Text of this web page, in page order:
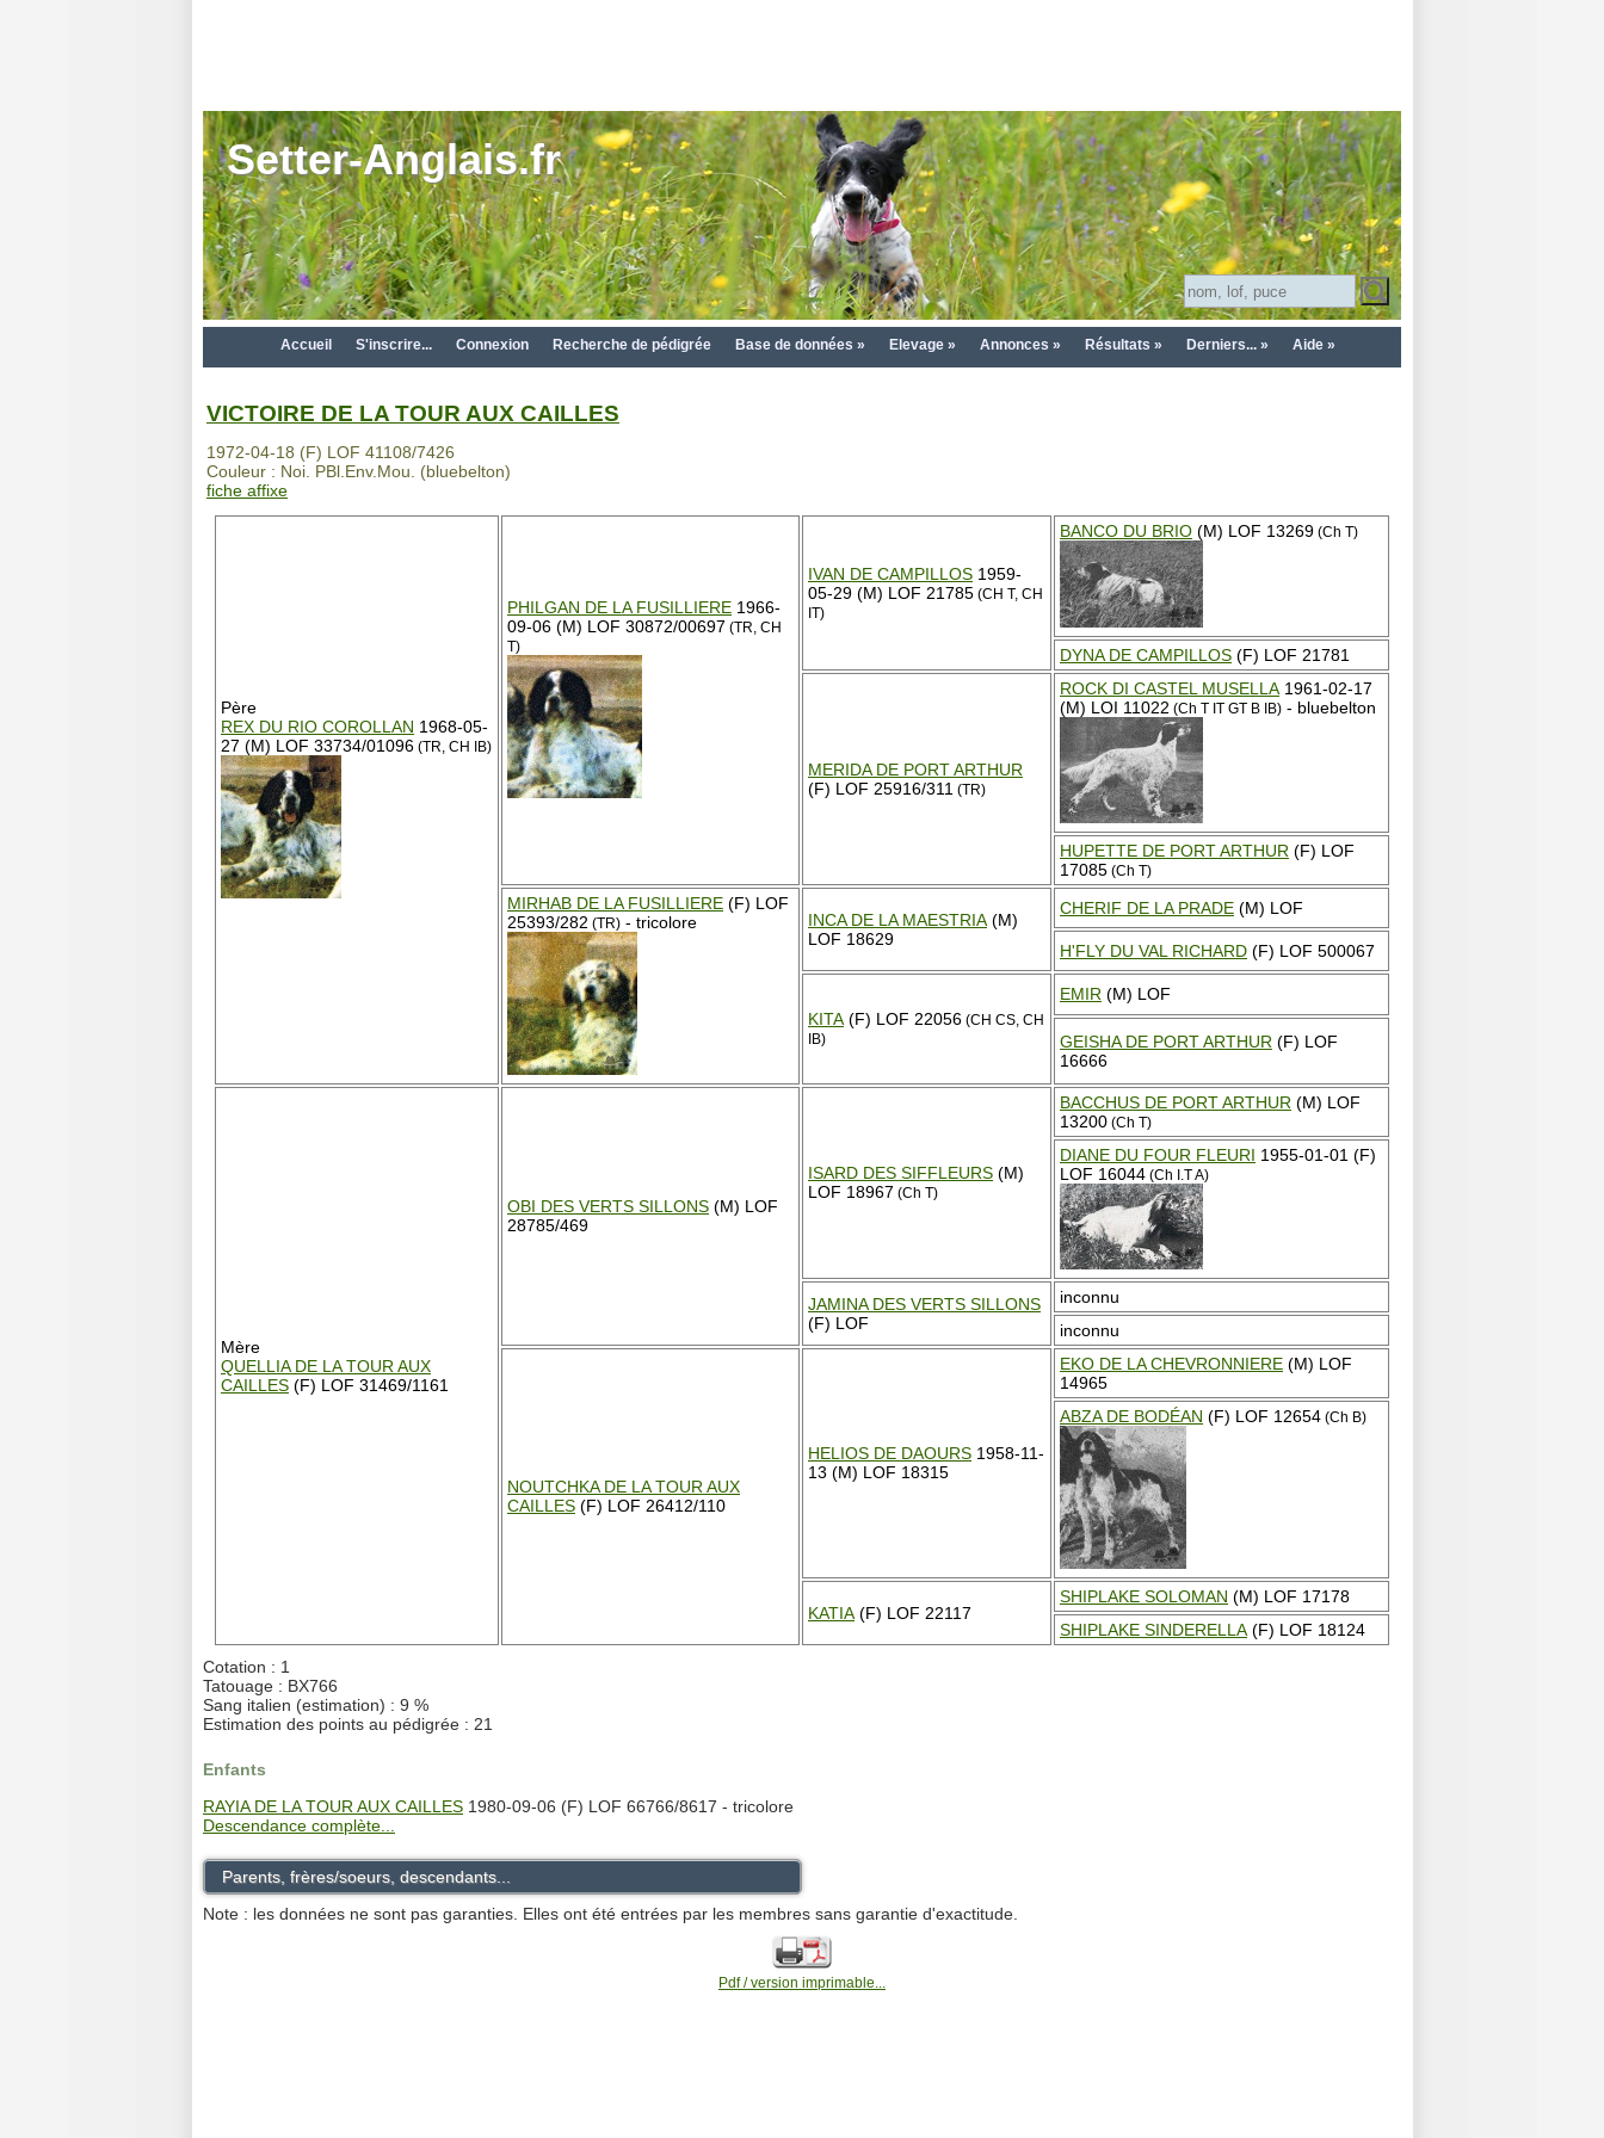
Setter-Anglais.fr
Accueil S'inscrire... Connexion Recherche de pédigrée Base de données » Elevage » Annonces » Résultats » Derniers... » Aide »
VICTOIRE DE LA TOUR AUX CAILLES
1972-04-18 (F) LOF 41108/7426
Couleur : Noi. PBl.Env.Mou. (bluebelton)
fiche affixe
Père
REX DU RIO COROLLAN 1968-05-
27 (M) LOF 33734/01096 (TR, CH IB)
PHILGAN DE LA FUSILLIERE 1966-
09-06 (M) LOF 30872/00697 (TR, CH
T)
IVAN DE CAMPILLOS 1959-
05-29 (M) LOF 21785 (CH T, CH
IT)
BANCO DU BRIO (M) LOF 13269 (Ch T)
DYNA DE CAMPILLOS (F) LOF 21781
MERIDA DE PORT ARTHUR
(F) LOF 25916/311 (TR)
ROCK DI CASTEL MUSELLA 1961-02-17
(M) LOI 11022 (Ch T IT GT B IB) - bluebelton
HUPETTE DE PORT ARTHUR (F) LOF
17085 (Ch T)
MIRHAB DE LA FUSILLIERE (F) LOF
25393/282 (TR) - tricolore INCA DE LA MAESTRIA (M)
LOF 18629
CHERIF DE LA PRADE (M) LOF
H'FLY DU VAL RICHARD (F) LOF 500067
KITA (F) LOF 22056 (CH CS, CH
IB)
EMIR (M) LOF
GEISHA DE PORT ARTHUR (F) LOF
16666
Mère
QUELLIA DE LA TOUR AUX
CAILLES (F) LOF 31469/1161
OBI DES VERTS SILLONS (M) LOF
28785/469
ISARD DES SIFFLEURS (M)
LOF 18967 (Ch T)
BACCHUS DE PORT ARTHUR (M) LOF
13200 (Ch T)
DIANE DU FOUR FLEURI 1955-01-01 (F)
LOF 16044 (Ch I.T A)
JAMINA DES VERTS SILLONS
(F) LOF
inconnu
inconnu
NOUTCHKA DE LA TOUR AUX
CAILLES (F) LOF 26412/110
HELIOS DE DAOURS 1958-11-
13 (M) LOF 18315
EKO DE LA CHEVRONNIERE (M) LOF
14965
ABZA DE BODÉAN (F) LOF 12654 (Ch B)
KATIA (F) LOF 22117
SHIPLAKE SOLOMAN (M) LOF 17178
SHIPLAKE SINDERELLA (F) LOF 18124
Cotation : 1
Tatouage : BX766
Sang italien (estimation) : 9 %
Estimation des points au pédigrée : 21
Enfants
RAYIA DE LA TOUR AUX CAILLES 1980-09-06 (F) LOF 66766/8617 - tricolore
Descendance complète...
Parents, frères/soeurs, descendants...
Note : les données ne sont pas garanties. Elles ont été entrées par les membres sans garantie d'exactitude.
Pdf / version imprimable...